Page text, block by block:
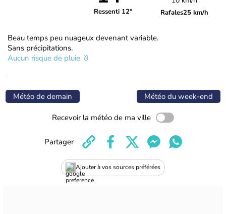
Ressenti 12° Rafales25 km/h
Beau temps peu nuageux devenant variable.
Sans précipitations.
Aucun risque de pluie
Météo de demain Météo du week-end
Recevoir la météo de ma ville
Ajouter à vos sources préférées
Partager